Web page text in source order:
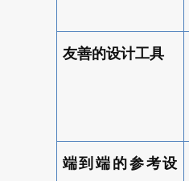
友善的设计工具
端到端的参考设